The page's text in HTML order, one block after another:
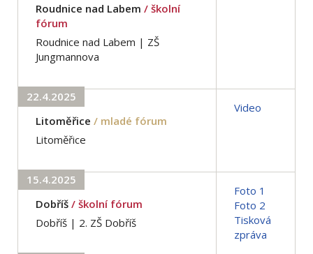
Roudnice nad Labem / školní
fórum
Roudnice nad Labem | ZŠ
Jungmannova
22.4.2025
Litoměřice / mladé fórum
Litoměřice
Video
15.4.2025
Dobříš / školní fórum
Dobříš | 2. ZŠ Dobříš
Foto 1
Foto 2
Tisková
zpráva